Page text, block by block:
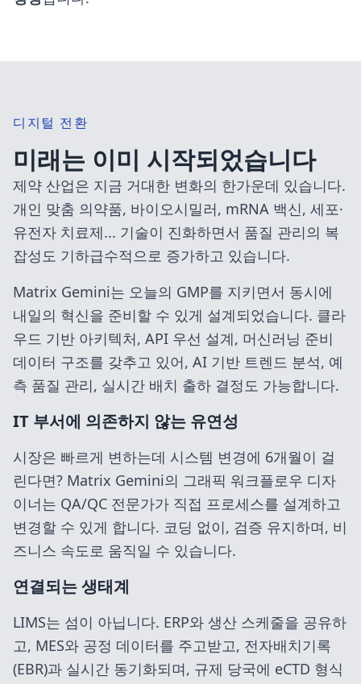
디지털 전환
미래는 이미 시작되었습니다
제약 산업은 지금 거대한 변화의 한가운데 있습니다.
개인 맞춤 의약품, 바이오시밀러, mRNA 백신, 세포·
유전자 치료제... 기술이 진화하면서 품질 관리의 복
잡성도 기하급수적으로 증가하고 있습니다.
Matrix Gemini는 오늘의 GMP를 지키면서 동시에
내일의 혁신을 준비할 수 있게 설계되었습니다. 클라
우드 기반 아키텍처, API 우선 설계, 머신러닝 준비
데이터 구조를 갖추고 있어, AI 기반 트렌드 분석, 예
측 품질 관리, 실시간 배치 출하 결정도 가능합니다.
IT 부서에 의존하지 않는 유연성
시장은 빠르게 변하는데 시스템 변경에 6개월이 걸
린다면? Matrix Gemini의 그래픽 워크플로우 디자
이너는 QA/QC 전문가가 직접 프로세스를 설계하고
변경할 수 있게 합니다. 코딩 없이, 검증 유지하며, 비
즈니스 속도로 움직일 수 있습니다.
연결되는 생태계
LIMS는 섬이 아닙니다. ERP와 생산 스케줄을 공유하
고, MES와 공정 데이터를 주고받고, 전자배치기록
(EBR)과 실시간 동기화되며, 규제 당국에 eCTD 형식